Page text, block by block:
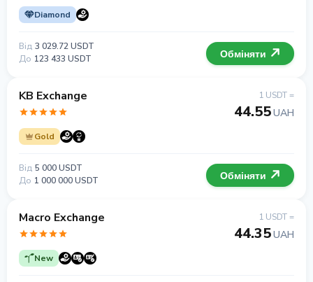
Diamond
Від 3 029.72 USDT
До 123 433 USDT Обміняти
KB Exchange
Gold
1 USDT =
44.55UAH
Від 5 000 USDT
До 1 000 000 USDT Обміняти
Macro Exchange
New
1 USDT =
44.35UAH